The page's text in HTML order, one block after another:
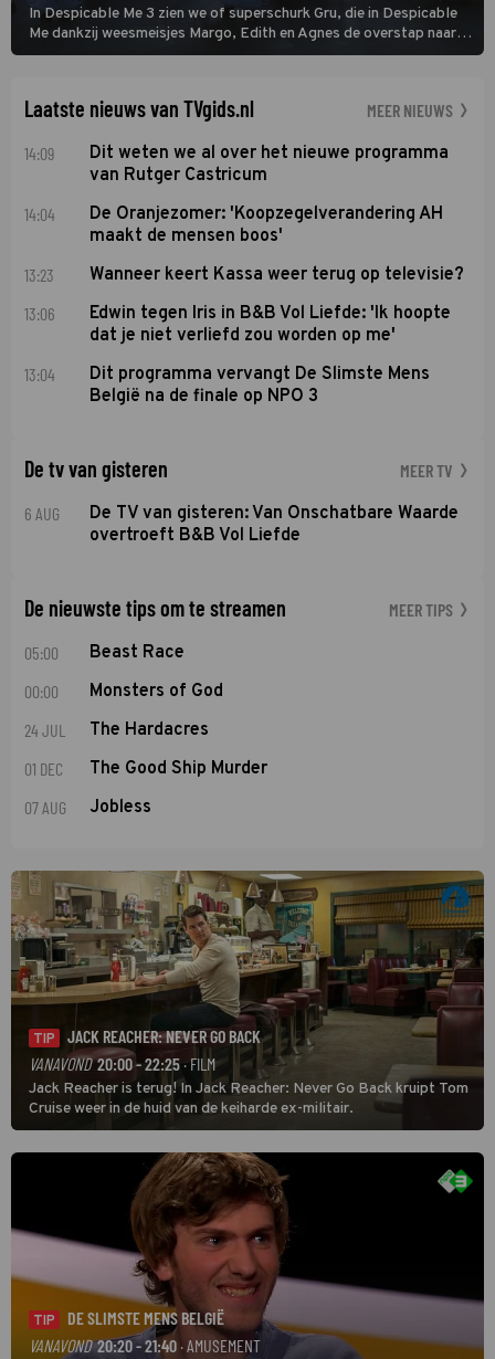
In Despicable Me 3 zien we of superschurk Gru, die in Despicable
Me dankzij weesmeisjes Margo, Edith en Agnes de overstap naar
het rechte pad maakte, ook op dat pad weet te blijven.
Laatste nieuws van TVgids.nl MEER NIEUWS
14:09
Dit weten we al over het nieuwe programma
van Rutger Castricum
14:04
De Oranjezomer: 'Koopzegelverandering AH
maakt de mensen boos'
13:23 Wanneer keert Kassa weer terug op televisie?
13:06
Edwin tegen Iris in B&B Vol Liefde: 'Ik hoopte
dat je niet verliefd zou worden op me'
13:04
Dit programma vervangt De Slimste Mens
België na de finale op NPO 3
De tv van gisteren MEER TV
6 AUG
De TV van gisteren: Van Onschatbare Waarde
overtroeft B&B Vol Liefde
De nieuwste tips om te streamen MEER TIPS
05:00 Beast Race
00:00 Monsters of God
24 JUL The Hardacres
01 DEC The Good Ship Murder
07 AUG Jobless
TIP
JACK REACHER: NEVER GO BACK
VANAVOND 20:00 - 22:25 · FILM
Jack Reacher is terug! In Jack Reacher: Never Go Back kruipt Tom
Cruise weer in de huid van de keiharde ex-militair.
TIP
DE SLIMSTE MENS BELGIË
VANAVOND 20:20 - 21:40· AMUSEMENT